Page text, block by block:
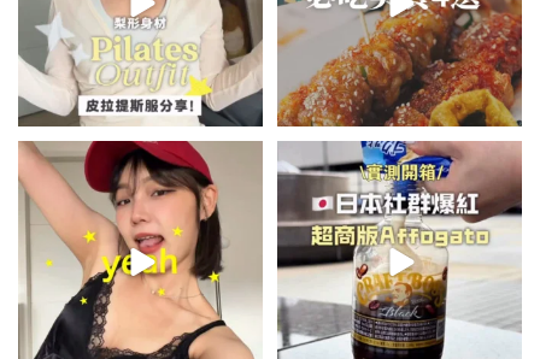
summer outfit⋆.˚✮🎧✮˚.⋆
夏日穿搭最需要單品！...
755 43
\🇯🇵日本爆紅!超商版Affogato
🍨☕️/
🏷️#吉推日本🇯🇵...
118 26